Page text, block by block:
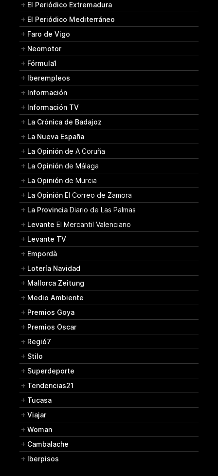
El Periódico Extremadura
El Periódico Mediterráneo
Faro de Vigo
Neomotor
Fórmula1
Iberempleos
Información
Información TV
La Crónica de Badajoz
La Nueva España
La Opinión de A Coruña
La Opinión de Málaga
La Opinión de Murcia
La Opinión El Correo de Zamora
La Provincia Diario de Las Palmas
Levante El Mercantil Valenciano
Levante TV
Empordà
Lotería Navidad
Mallorca Zeitung
Medio Ambiente
Premios Goya
Premios Oscar
Regió7
Stilo
Superdeporte
Tendencias21
Tucasa
Viajar
Woman
Cambalache
Iberpisos